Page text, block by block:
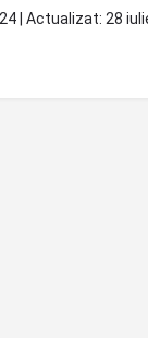
| Actualizat: 28